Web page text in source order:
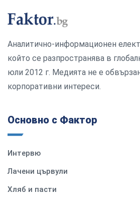
Аналитично-информационен
който се разпространява в
юли 2012 г. Медията не е
корпоративни интереси.
Основно с Фактор
Интервю
Лачени цървули
Хляб и пасти